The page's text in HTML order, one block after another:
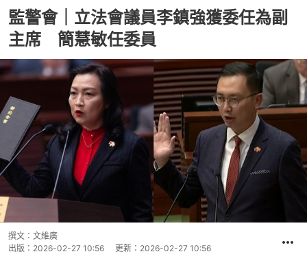
監警會｜立法會議員李鎮強獲委任為副
主席 簡慧敏任委員
撰文： 文維廣
出版： 2026-02-27 10:56 更新： 2026-02-27 10:56